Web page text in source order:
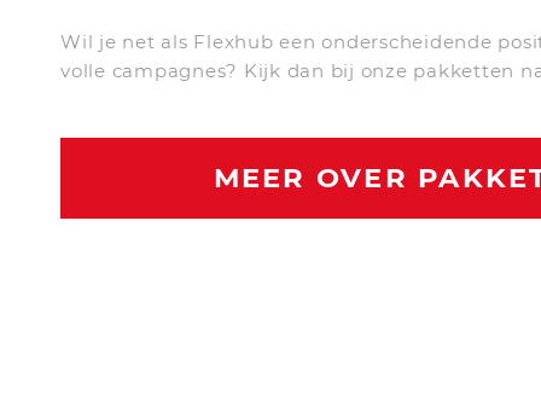
Wil je net als Flexhub een onderscheidende
volle campagnes? Kijk dan bij onze pakketten
MEER OVER